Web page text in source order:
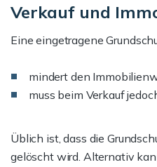
Verkauf und
Eine eingetragene
mindert den
muss beim Verkauf
Üblich ist, dass die
gelöscht wird. Alternativ